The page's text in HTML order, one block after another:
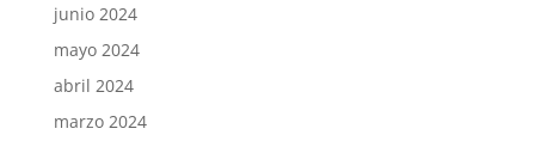
junio 2024
mayo 2024
abril 2024
marzo 2024